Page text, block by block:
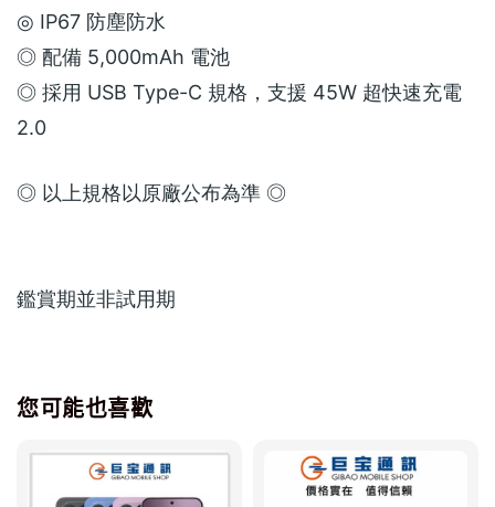
◎ IP67 防塵防水
◎ 配備 5,000mAh 電池
◎ 採用 USB Type-C 規格，支援 45W 超快速充電
2.0
◎ 以上規格以原廠公布為準 ◎
鑑賞期並非試用期
您可能也喜歡